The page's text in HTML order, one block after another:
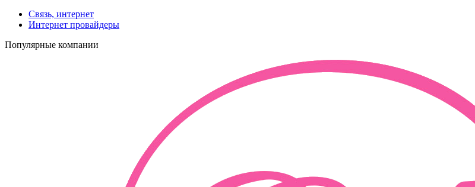
Связь, интернет
Интернет провайдеры
Популярные компании